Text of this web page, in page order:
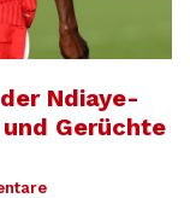
Ndiaye-
Gerüchte